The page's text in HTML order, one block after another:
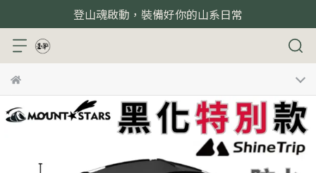
登山魂啟動，裝備好你的山系日常